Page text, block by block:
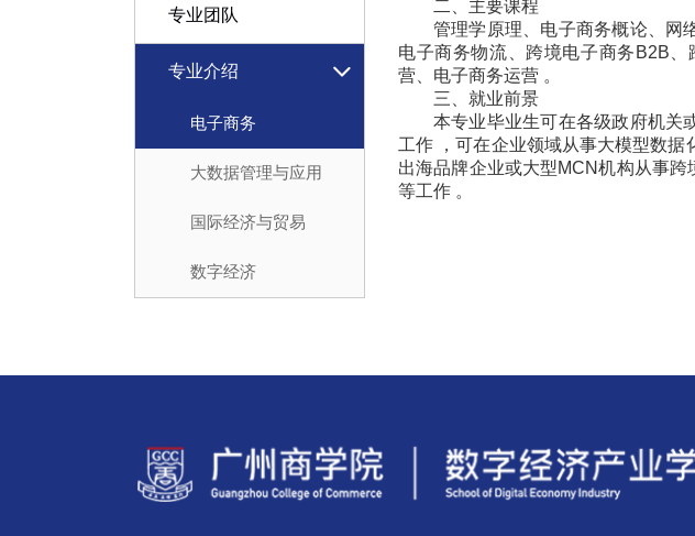
专业团队
专业介绍
电子商务
大数据管理与应用
国际经济与贸易
数字经济
二、主要课程
管理学原理、电子商务概论、网
电子商务物流、跨境电子商务B2B
营、电子商务运营 。
三、就业前景
本专业毕业生可在各级政府机关
工作 ，可在企业领域从事大模型数
出海品牌企业或大型MCN机构从事
等工作 。